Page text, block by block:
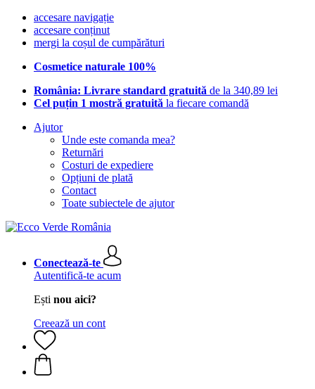
accesare navigație
accesare conținut
mergi la coșul de cumpărături
Cosmetice naturale 100%
România: Livrare standard gratuită de la 340,89 lei
Cel puțin 1 mostră gratuită la fiecare comandă
Ajutor
Unde este comanda mea?
Returnări
Costuri de expediere
Opțiuni de plată
Contact
Toate subiectele de ajutor
Conectează-te
Autentifică-te acum
Ești nou aici?
Creează un cont